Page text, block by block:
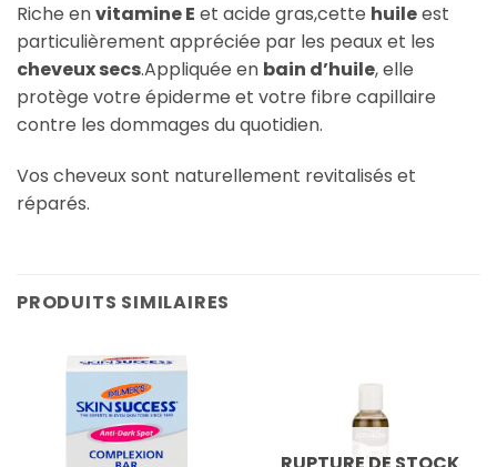
Riche envitamine E et acide gras,cette huileest
particulièrement appréciée par les peaux et les
cheveux secs.Appliquée en bain d’huile, elle
protège votre épiderme et votre fibre capillaire
contre les dommages du quotidien.
Vos cheveux sont naturellement revitalisés et
réparés.
PRODUITS SIMILAIRES